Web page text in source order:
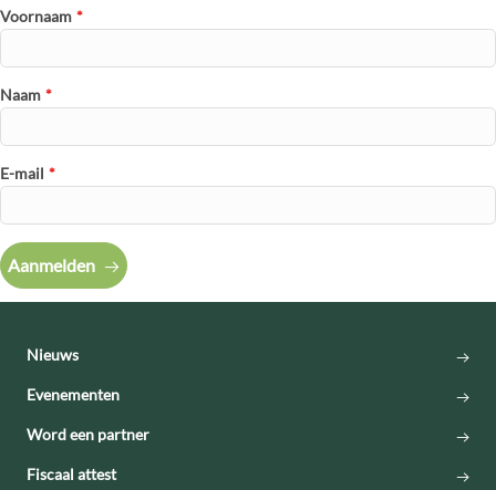
Voornaam *
Naam *
E-mail *
Aanmelden
Nieuws
Evenementen
Word een partner
Fiscaal attest